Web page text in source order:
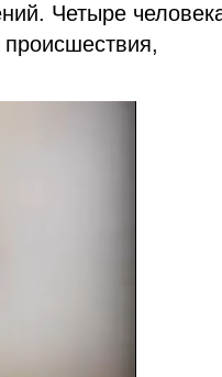
Четыре